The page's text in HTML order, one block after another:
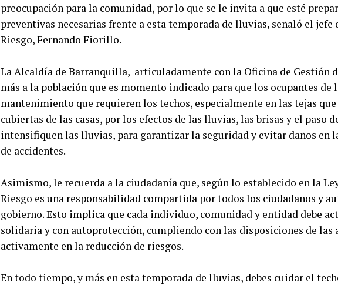
preocupación para la comunidad, por lo que se le invita a que esté
preventivas necesarias frente a esta temporada de lluvias, señaló el jefe
Riesgo, Fernando Fiorillo.
La Alcaldía de Barranquilla, articuladamente con la Oficina de Gestión
más a la población que es momento indicado para que los ocupantes de
mantenimiento que requieren los techos, especialmente en las tejas que
cubiertas de las casas, por los efectos de las lluvias, las brisas y el paso
intensifiquen las lluvias, para garantizar la seguridad y evitar daños en
de accidentes.
Asimismo, le recuerda a la ciudadanía que, según lo establecido en la
Riesgo es una responsabilidad compartida por todos los ciudadanos y
gobierno. Esto implica que cada individuo, comunidad y entidad debe
solidaria y con autoprotección, cumpliendo con las disposiciones de
activamente en la reducción de riesgos.
En todo tiempo, y más en esta temporada de lluvias, debes cuidar el